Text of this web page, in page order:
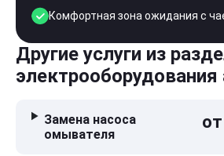
Комфортная зона ожидания с
Другие услуги из
Замена насоса
омывателя